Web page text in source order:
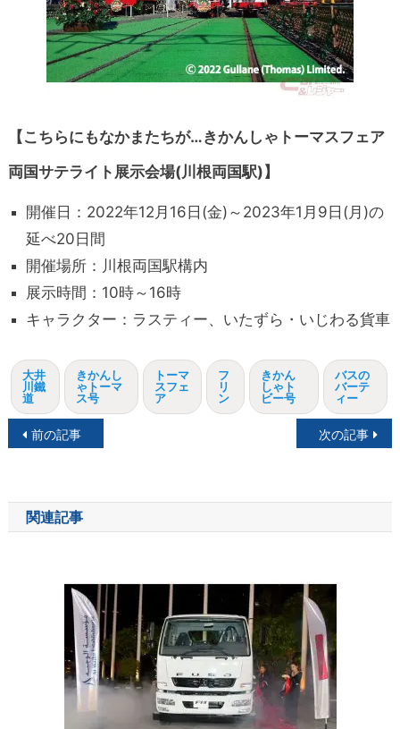
【こちらにもなかまたちが…きかんしゃトーマスフェア
両国サテライト展示会場(川根両国駅)】
開催日：2022年12月16日(金)～2023年1月9日(月)の
延べ20日間
開催場所：川根両国駅構内
展示時間：10時～16時
キャラクター：ラスティー、いたずら・いじわる貨車
大井
川鐵
道
きかんし
ゃトーマ
ス号
トーマ
スフェ
ア
フ
リ
ン
きかん
しゃト
ビー号
バスの
バーテ
ィー
投
ナ
ビ
前の記事 次の記事
関連記事